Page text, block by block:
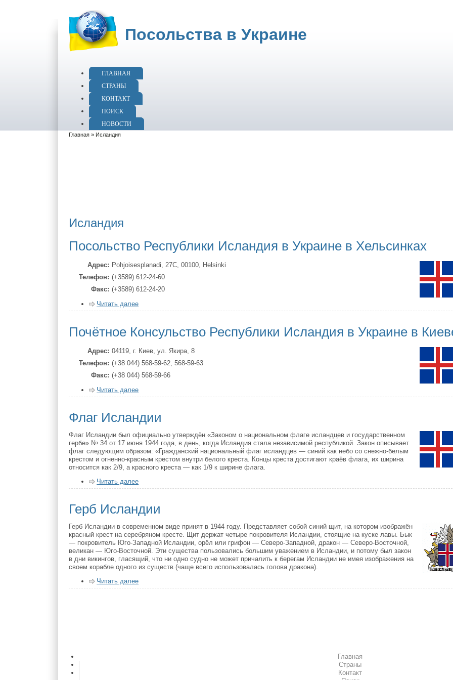
Посольства в Украине
ГЛАВНАЯ
СТРАНЫ
КОНТАКТ
ПОИСК
НОВОСТИ
Главная » Исландия
Исландия
Посольство Республики Исландия в Украине в Хельсинках
Адрес
Pohjoisesplanadi, 27C, 00100, Helsinki
Телефон
(+3589) 612-24-60
Факс
(+3589) 612-24-20
Читать далее
Почётное Консульство Республики Исландия в Украине в
Адрес
04119, г. Киев, ул. Якира, 8
Телефон
(+38 044) 568-59-62, 568-59-63
Факс
(+38 044) 568-59-66
Читать далее
Флаг Исландии
Флаг Исландии был официально утверждён «Законом о национальном флаге исландцев и государственном
гербе» № 34 от 17 июня 1944 года, в день, когда Исландия стала независимой республикой. Закон описывает
флаг следующим образом: «Гражданский национальный флаг исландцев — синий как небо со снежно-белым
крестом и огненно-красным крестом внутри белого креста. Концы креста достигают краёв флага, их ширина
относится как 2/9, а красного креста — как 1/9 к ширине флага.
Читать далее
Герб Исландии
Герб Исландии в современном виде принят в 1944 году. Представляет собой синий щит, на котором изображён
красный крест на серебряном кресте. Щит держат четыре покровителя Исландии, стоящие на куске лавы. Бык
— покровитель Юго-Западной Исландии, орёл или грифон — Северо-Западной, дракон — Северо-Восточной,
великан — Юго-Восточной. Эти существа пользовались большим уважением в Исландии, и потому был закон
в дни викингов, гласящий, что ни одно судно не может причалить к берегам Исландии не имея изображения на
своем корабле одного из существ (чаще всего использовалась голова дракона).
Читать далее
Главная
Страны
Контакт